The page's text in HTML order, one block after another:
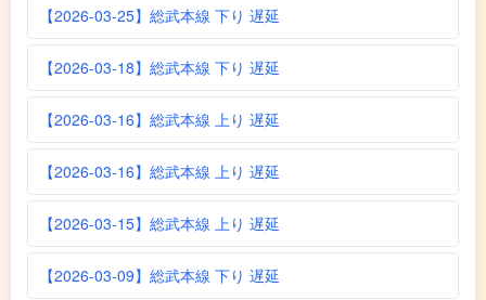
【2026-03-25】総武本線 下り 遅延
【2026-03-18】総武本線 下り 遅延
【2026-03-16】総武本線 上り 遅延
【2026-03-16】総武本線 上り 遅延
【2026-03-15】総武本線 上り 遅延
【2026-03-09】総武本線 下り 遅延